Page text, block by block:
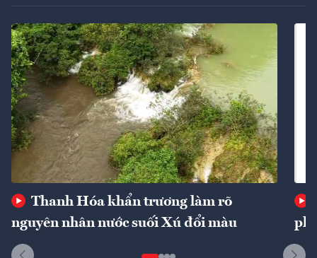
Thanh Hóa khẩn trương làm rõ
nguyên nhân nước suối Xú đổi màu
phí